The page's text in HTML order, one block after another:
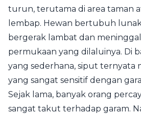
turun, terutama di area taman
lembap. Hewan bertubuh lunak
bergerak lambat dan
permukaan yang dilaluinya. Di
yang sederhana, siput ternyata
yang sangat sensitif dengan
Sejak lama, banyak orang
sangat takut terhadap garam.